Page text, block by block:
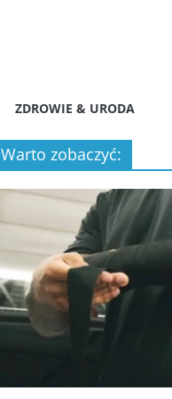
ZDROWIE & URODA
Warto zobaczyć: